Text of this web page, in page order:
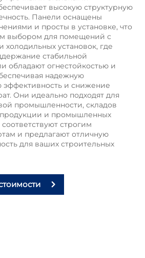
высокую структурную
Панели оснащены
и просты в установке, что
выбором для помещений с
холодильных установок, где
стабильной
обладают огнестойкостью и
надежную
эффективность и снижение
Они идеально подходят для
промышленности, складов
и промышленных
строгим
и предлагают отличную
для ваших строительных